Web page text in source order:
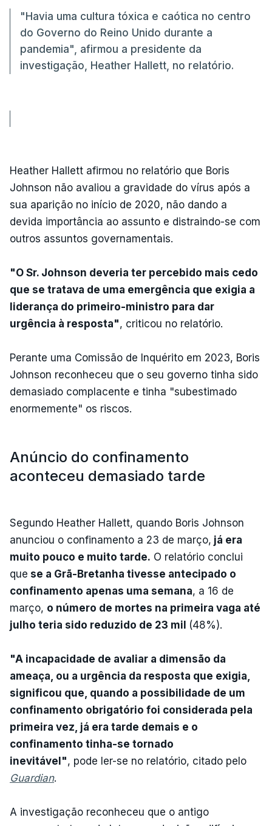
"Havia uma cultura tóxica e caótica no centro
do Governo do Reino Unido durante a
pandemia", afirmou a presidente da
investigação, Heather Hallett, no relatório.
Heather Hallett afirmou no relatório que Boris
Johnson não avaliou a gravidade do vírus após a
sua aparição no início de 2020, não dando a
devida importância ao assunto e distraindo-se com
outros assuntos governamentais.
"O Sr. Johnson deveria ter percebido mais cedo
que se tratava de uma emergência que exigia a
liderança do primeiro-ministro para dar
urgência à resposta", criticou no relatório.
Perante uma Comissão de Inquérito em 2023, Boris
Johnson reconheceu que o seu governo tinha sido
demasiado complacente e tinha "subestimado
enormemente" os riscos.
Anúncio do confinamento
aconteceu demasiado tarde
Segundo Heather Hallett, quando Boris Johnson
anunciou o confinamento a 23 de março, já era
muito pouco e muito tarde. O relatório conclui
que se a Grã-Bretanha tivesse antecipado o
confinamento apenas uma semana, a 16 de
março, o número de mortes na primeira vaga até
julho teria sido reduzido de 23 mil (48%).
"A incapacidade de avaliar a dimensão da
ameaça, ou a urgência da resposta que exigia,
significou que, quando a possibilidade de um
confinamento obrigatório foi considerada pela
primeira vez, já era tarde demais e o
confinamento tinha-se tornado
inevitável", pode ler-se no relatório, citado pelo
Guardian.
A investigação reconheceu que o antigo